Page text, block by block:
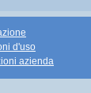
d'uso
azienda